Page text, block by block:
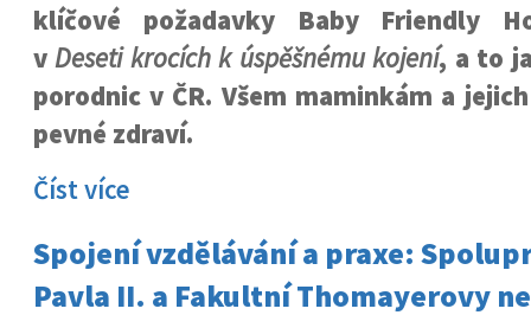
klíčové požadavky Baby Friendly
vDeseti krocích k úspěšnému kojení, a to
porodnic v ČR. Všem maminkám a
pevné zdraví.
Číst více
Spojení vzdělávání a praxe:
Pavla II. a Fakultní Thomayerovy